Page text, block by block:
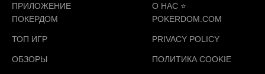
ПРИЛОЖЕНИЕ
ПОКЕРДОМ
ТОП ИГР
ОБЗОРЫ
О НАС ⭐️
POKERDOM.COM
PRIVACY POLICY
ПОЛИТИКА COOKIE